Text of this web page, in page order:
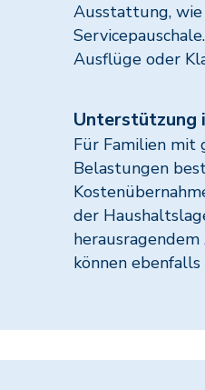
Ausstattung,
Ausflüge oder
Unterstützung
Für Familien mit
Belastungen
der
können